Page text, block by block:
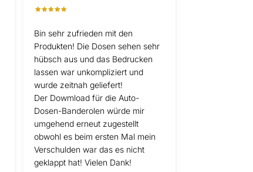
Bin sehr zufrieden mit den
Produkten! Die Dosen sehen sehr
hübsch aus und das Bedrucken
lassen war unkompliziert und
wurde zeitnah geliefert!
Der Dowmload für die Auto-
Dosen-Banderolen würde mir
umgehend erneut zugestellt
obwohl es beim ersten Mal mein
Verschulden war das es nicht
geklappt hat! Vielen Dank!